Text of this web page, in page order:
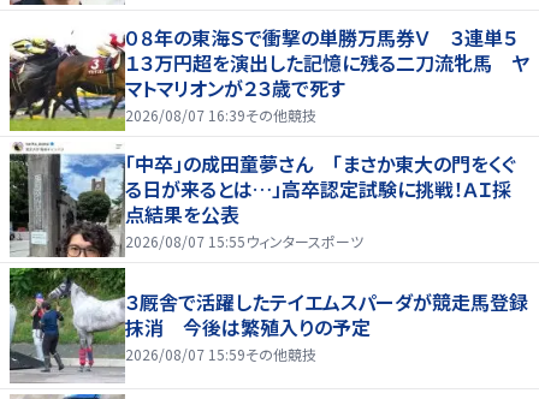
０８年の東海Ｓで衝撃の単勝万馬券Ｖ ３連単５
１３万円超を演出した記憶に残る二刀流牝馬 ヤ
マトマリオンが２３歳で死す
2026/08/07 16:39その他競技
「中卒」の成田童夢さん 「まさか東大の門をくぐ
る日が来るとは…」高卒認定試験に挑戦！ＡＩ採
点結果を公表
2026/08/07 15:55ウィンタースポーツ
３厩舎で活躍したテイエムスパーダが競走馬登録
抹消 今後は繁殖入りの予定
2026/08/07 15:59その他競技